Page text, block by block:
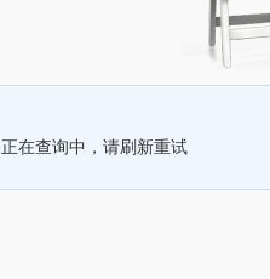
正在查询中，请刷新重试